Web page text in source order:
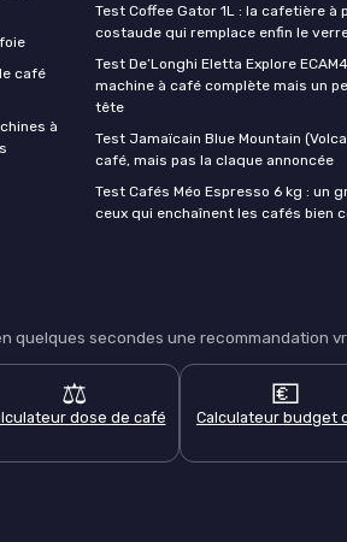
café
à
Test Coffee Gator 1L : la cafetière à
costaude qui remplace enfin le
Test De’Longhi Eletta Explore
machine à café complète mais un
tête
Test Jamaïcain Blue Mountain
café, mais pas la claque annoncée
Test Cafés Méo Espresso 6 kg : un
ceux qui enchaînent les cafés bien
secondes une recommandation
⚖️
dose de café
💶
Calculateur budget